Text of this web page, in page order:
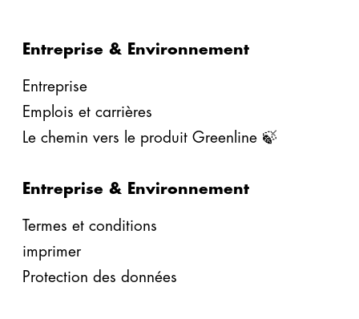
Entreprise & Environnement
Entreprise
Emplois et carrières
Le chemin vers le produit Greenline 🍃
Entreprise & Environnement
Termes et conditions
imprimer
Protection des données